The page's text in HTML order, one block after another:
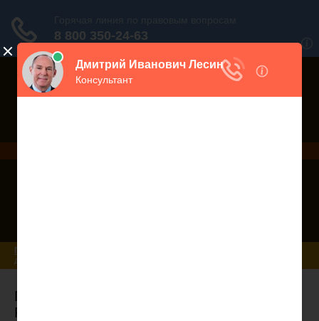
Главная
доступна для ознакомления
Последняя редакция Земельного Кодекса
РФ доступна для ознакомления